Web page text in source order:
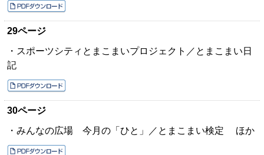
29ページ
・スポーツシティとまこまいプロジェクト／とまこまい日
記
30ページ
・みんなの広場 今月の「ひと」／とまこまい検定 ほか